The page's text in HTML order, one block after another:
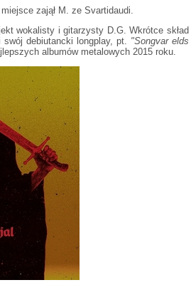
zajął M. ze Svartidaudi.
wokalisty i gitarzysty D.G. Wkrótce skład
debiutancki longplay, pt. "Songvar elds
albumów metalowych 2015 roku.